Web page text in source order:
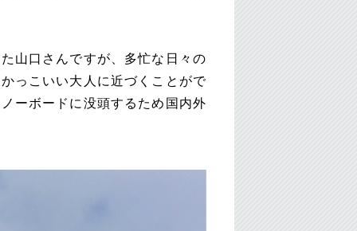
山口さんですが、多忙な日々の
っこいい大人に近づくことがで
ーボードに没頭するため国内外